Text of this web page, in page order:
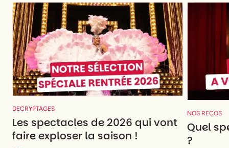
DECRYPTAGES
Les spectacles de 2026 qui vont
faire exploser la saison !
NOS RECOS
Quel
?